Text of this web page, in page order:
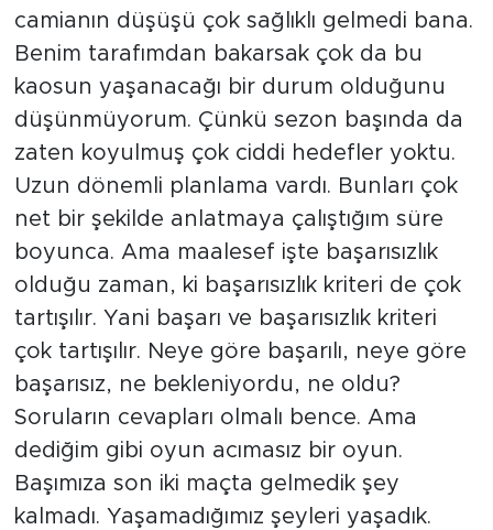
camianın düşüşü çok sağlıklı gelmedi bana.
Benim tarafımdan bakarsak çok da bu
kaosun yaşanacağı bir durum olduğunu
düşünmüyorum. Çünkü sezon başında da
zaten koyulmuş çok ciddi hedefler yoktu.
Uzun dönemli planlama vardı. Bunları çok
net bir şekilde anlatmaya çalıştığım süre
boyunca. Ama maalesef işte başarısızlık
olduğu zaman, ki başarısızlık kriteri de çok
tartışılır. Yani başarı ve başarısızlık kriteri
çok tartışılır. Neye göre başarılı, neye göre
başarısız, ne bekleniyordu, ne oldu?
Soruların cevapları olmalı bence. Ama
dediğim gibi oyun acımasız bir oyun.
Başımıza son iki maçta gelmedik şey
kalmadı. Yaşamadığımız şeyleri yaşadık.